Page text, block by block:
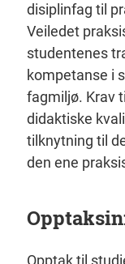
disiplinfag til
Veiledet
studentenes
kompetanse i
fagmiljø. Krav
didaktiske
tilknytning til
den ene